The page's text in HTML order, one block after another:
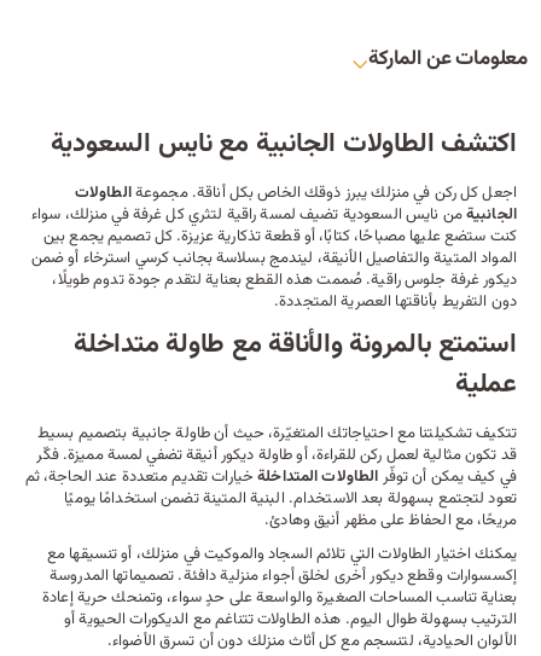
معلومات عن الماركة
اكتشف الطاولات الجانبية مع نايس السعودية
اجعل كل ركن في منزلك يبرز ذوقك الخاص بكل أناقة. مجموعةالطاولات
الجانبيةمن نايس السعودية تضيف لمسة راقية لتثري كل غرفة في منزلك، سواء
كنت ستضع عليها مصباحًا، كتابًا، أو قطعة تذكارية عزيزة. كل تصميم يجمع بين
المواد المتينة والتفاصيل الأنيقة، ليندمج بسلاسة بجانبكرسي استرخاءأو ضمن
ديكورغرفة جلوس راقية. صُممت هذه القطع بعناية لتقدم جودة تدوم طويلًا،
دون التفريط بأناقتها العصرية المتجددة.
استمتع بالمرونة والأناقة مع طاولة متداخلة
عملية
تتكيف تشكيلتنا مع احتياجاتك المتغيّرة، حيث أن طاولة جانبية بتصميم بسيط
قد تكون مثالية لعمل ركن للقراءة، أو طاولة ديكور أنيقة تضفي لمسة مميزة. فكّر
في كيف يمكن أن توفّرالطاولات المتداخلةخيارات تقديم متعددة عند الحاجة، ثم
تعود لتجتمع بسهولة بعد الاستخدام. البنية المتينة تضمن استخدامًا يوميًا
مريحًا، مع الحفاظ على مظهر أنيق وهادئ.
يمكنك اختيار الطاولات التي تلائمالسجادوالموكيت في منزلك، أو تنسيقها مع
إكسسوارات وقطع ديكور أخرى لخلق أجواء منزلية دافئة. تصميماتها المدروسة
بعناية تناسب المساحات الصغيرة والواسعة على حدٍ سواء، وتمنحك حرية إعادة
الترتيب بسهولة طوال اليوم. هذه الطاولات تتناغم مع الديكورات الحيوية أو
الألوان الحيادية، لتنسجم مع كل أثاث منزلك دون أن تسرق الأضواء.